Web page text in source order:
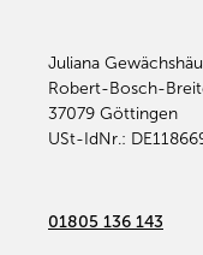
Juliana
Robert-Bosch-
37079 Göttingen
USt-IdNr.:
01805 136 143